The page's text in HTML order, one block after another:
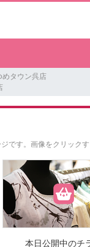
めタウン呉店
です。 画像をクリック
本日公開中のチ